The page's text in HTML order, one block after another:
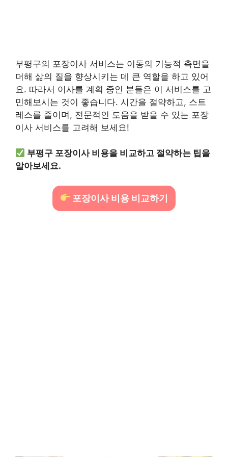
부평구의 포장이사 서비스는 이동의 기능적 측면을
더해 삶의 질을 향상시키는 데 큰 역할을 하고 있어
요. 따라서 이사를 계획 중인 분들은 이 서비스를 고
민해보시는 것이 좋습니다. 시간을 절약하고, 스트
레스를 줄이며, 전문적인 도움을 받을 수 있는 포장
이사 서비스를 고려해 보세요!
부평구 포장이사 비용을 비교하고 절약하는 팁을
알아보세요.
포장이사 비용 비교하기